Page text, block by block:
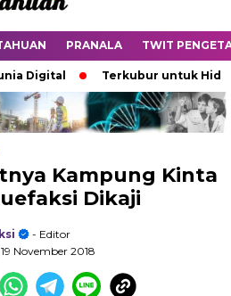
PRANALA TWIT
Terkubur untuk Hidup
Kampung Kinta
Dikaji
- Editor
November 2018